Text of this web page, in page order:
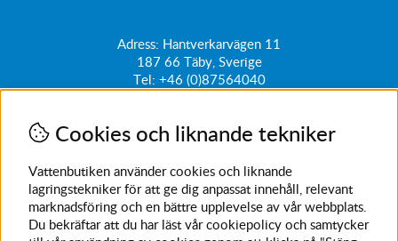
Adress: Hantverkarvägen 11
187 66 Täby, Sverige
Tel: +46 (0)87564040
kundtjanst@vattenbutiken.se
Få vårt nyhetsbrev
Ange din e-post nedan för att ta del av nyheter och
erbjudanden
SKICKA
Cookies och liknande tekniker
Vattenbutiken använder cookies och liknande
lagringstekniker för att ge dig anpassat innehåll, relevant
marknadsföring och en bättre upplevelse av vår webbplats.
Du bekräftar att du har läst vår cookiepolicy och samtycker